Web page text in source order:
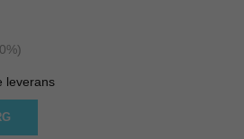
%)
leverans